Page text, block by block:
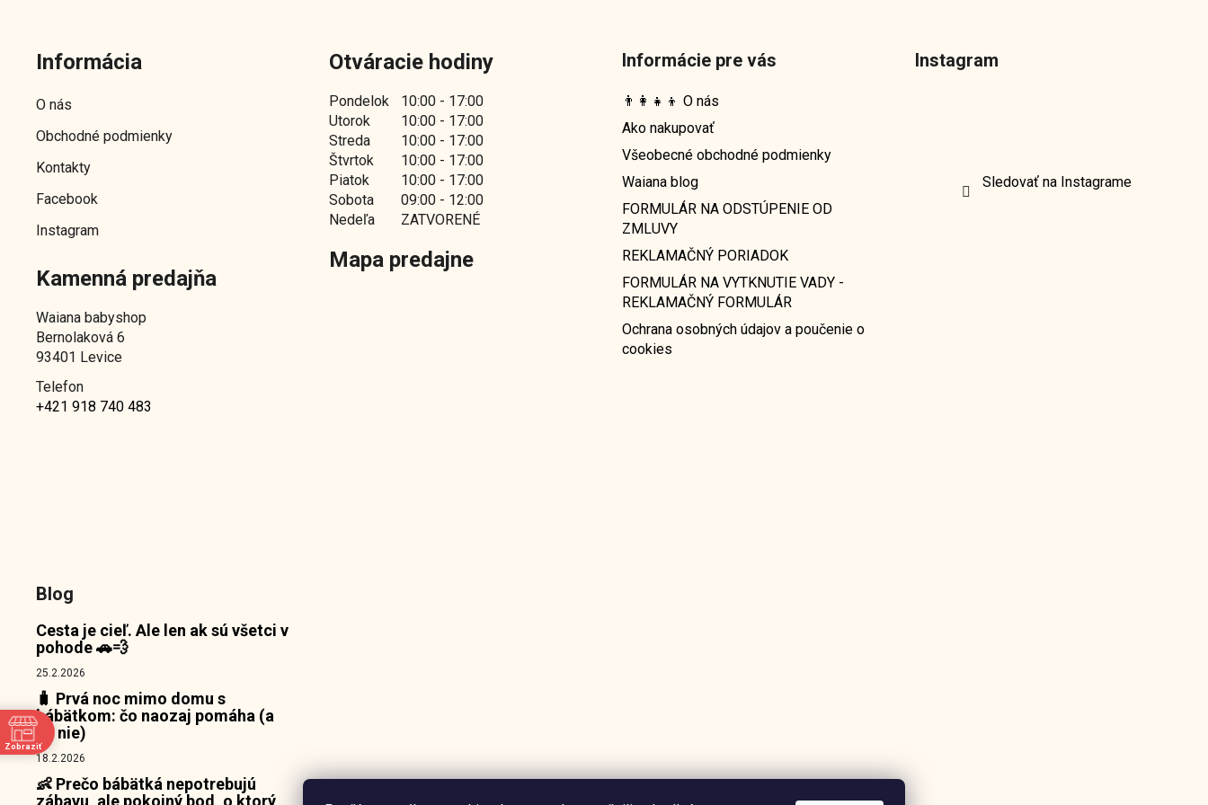
i
v
k
v
i
s
u
Informácia
O nás
Obchodné podmienky
Kontakty
Facebook
Instagram
Kamenná predajňa
Waiana babyshop
Bernolaková 6
93401 Levice
Telefon
+421 918 740 483
Otváracie hodiny
Pondelok
10:00 - 17:00
Utorok
10:00 - 17:00
Streda
10:00 - 17:00
Štvrtok
10:00 - 17:00
Piatok
10:00 - 17:00
Sobota
09:00 - 12:00
Nedeľa
ZATVORENÉ
Mapa predajne
Informácie pre vás
👨‍👩‍👧‍👦 O nás
Ako nakupovať
Všeobecné obchodné podmienky
Waiana blog
FORMULÁR NA ODSTÚPENIE OD
ZMLUVY
REKLAMAČNÝ PORIADOK
FORMULÁR NA VYTKNUTIE VADY -
REKLAMAČNÝ FORMULÁR
Ochrana osobných údajov a poučenie o
cookies
Instagram
Sledovať na Instagrame
Blog
Cesta je cieľ. Ale len ak sú všetci v
pohode 🚗💨
25.2.2026
🧳 Prvá noc mimo domu s
bábätkom: čo naozaj pomáha (a
čo nie)
18.2.2026
👶 Prečo bábätká nepotrebujú
zábavu, ale pokojný bod, o ktorý
Zobraziť